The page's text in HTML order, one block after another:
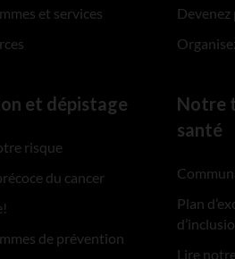
et services
et dépistage
risque
du cancer
de prévention
Notre
santé
Plan
Lire